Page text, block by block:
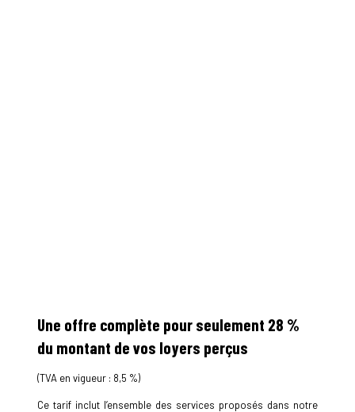
Une offre complète pour seulement 28 %
du montant de vos loyers perçus
(TVA en vigueur : 8,5 %)
Ce tarif inclut l’ensemble des services proposés dans notre